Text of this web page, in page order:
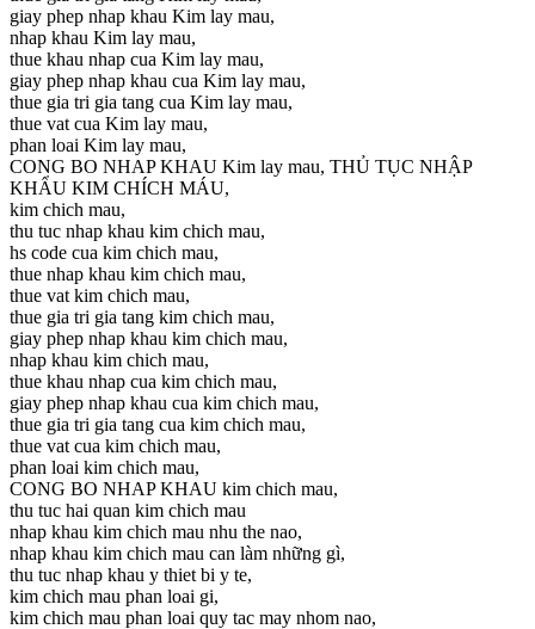
giay phep nhap khau Kim lay mau,
nhap khau Kim lay mau,
thue khau nhap cua Kim lay mau,
giay phep nhap khau cua Kim lay mau,
thue gia tri gia tang cua Kim lay mau,
thue vat cua Kim lay mau,
phan loai Kim lay mau,
CONG BO NHAP KHAU Kim lay mau, THỦ TỤC NHẬP
KHẨU KIM CHÍCH MÁU,
kim chich mau,
thu tuc nhap khau kim chich mau,
hs code cua kim chich mau,
thue nhap khau kim chich mau,
thue vat kim chich mau,
thue gia tri gia tang kim chich mau,
giay phep nhap khau kim chich mau,
nhap khau kim chich mau,
thue khau nhap cua kim chich mau,
giay phep nhap khau cua kim chich mau,
thue gia tri gia tang cua kim chich mau,
thue vat cua kim chich mau,
phan loai kim chich mau,
CONG BO NHAP KHAU kim chich mau,
thu tuc hai quan kim chich mau
nhap khau kim chich mau nhu the nao,
nhap khau kim chich mau can làm những gì,
thu tuc nhap khau y thiet bi y te,
kim chich mau phan loai gi,
kim chich mau phan loai quy tac may nhom nao,